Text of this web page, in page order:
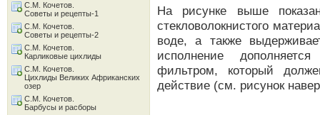
На рисунке выше
стекловолокнистого
воде, а также
исполнение
фильтром, который
действие (см. рисунок
С.М. Кочетов.
Советы и рецепты-1
С.М. Кочетов.
Советы и рецепты-2
С.М. Кочетов.
Карликовые цихлиды
С.М. Кочетов.
Цихлиды Великих Африканских
озер
С.М. Кочетов.
Барбусы и расборы